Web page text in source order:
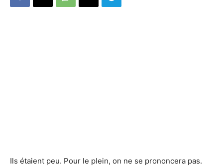
Ils étaient peu. Pour le plein, on ne se prononcera pas.